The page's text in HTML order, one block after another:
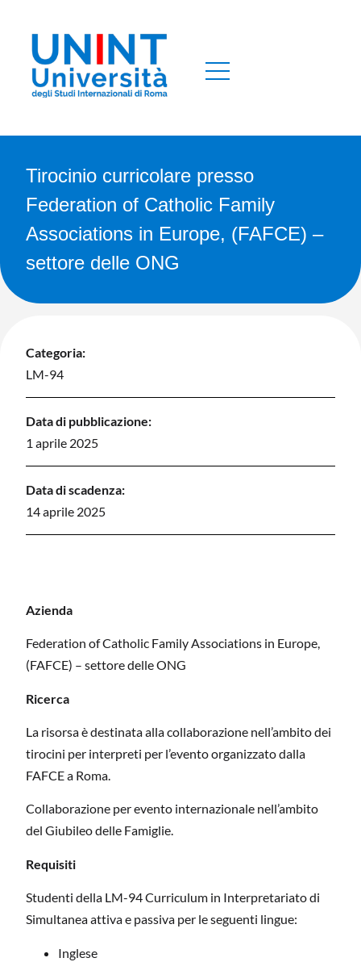
Tirocinio curricolare presso
Federation of Catholic Family
Associations in Europe, (FAFCE) –
settore delle ONG
Categoria:
LM-94
Data di pubblicazione:
1 aprile 2025
Data di scadenza:
14 aprile 2025
Azienda
Federation of Catholic Family Associations in Europe,
(FAFCE) – settore delle ONG
Ricerca
La risorsa è destinata alla collaborazione nell’ambito dei
tirocini per interpreti per l’evento organizzato dalla
FAFCE a Roma.
Collaborazione per evento internazionale nell’ambito
del Giubileo delle Famiglie.
Requisiti
Studenti della LM-94 Curriculum in Interpretariato di
Simultanea attiva e passiva per le seguenti lingue:
Inglese